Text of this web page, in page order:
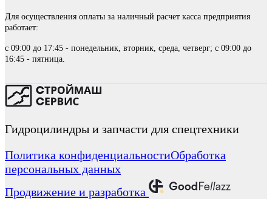
Для осуществления оплаты за наличный расчет касса предприятия
работает:
с 09:00 до 17:45 - понедельник, вторник, среда, четверг; с 09:00 до
16:45 - пятница.
Гидроцилиндры и запчасти для спецтехники
Политика конфиденциальностиОбработка
персональных данных
Продвижение и разработка